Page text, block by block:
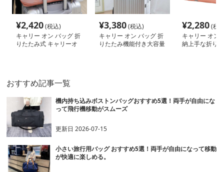
¥2,420(税込)
キャリー オン バッグ 折
りたたみ式 キャリーオ
¥3,380(税込)
キャリー オン バッグ 折
りたたみ機能付き大容量
¥2,280(税
キャリー オン
納上手な折り
おすすめ記事一覧
機内持ち込みボストンバッグおすすめ5選！両手が自由にな
って飛行機移動がスムーズ
更新日2026-07-15
小さい旅行用バッグ おすすめ5選！両手が自由になって移動
が快適に楽しめる。